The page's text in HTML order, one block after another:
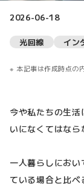
2026-06-18
光回線 イン
本記事は作成時点の
今や私たちの生
いになくてはなら
一人暮らしにお
ている場合と比べ